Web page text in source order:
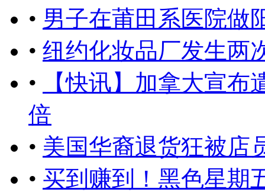
• 男子在莆田系医院做
• 纽约化妆品厂发生两
•
【快讯】加拿大宣
倍
• 美国华裔退货狂被店
• 买到赚到！黑色星期